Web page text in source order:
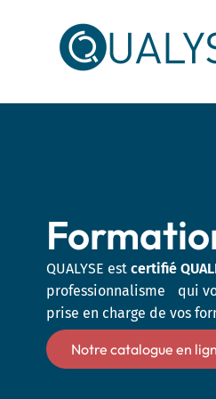
QUALYSE est certifié
professionnalisme qui
prise en charge de vos
Notre catalogue en